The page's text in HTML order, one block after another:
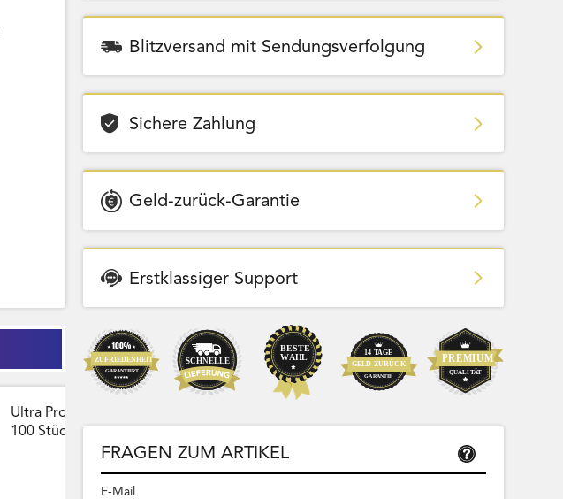
Ultra Pro Card Sleeves Team Bags
100 Stück Wiederverschließbar
Blitzversand mit Sendungsverfolgung
Sichere Zahlung
Geld-zurück-Garantie
Erstklassiger Support
FRAGEN ZUM ARTIKEL
E-Mail